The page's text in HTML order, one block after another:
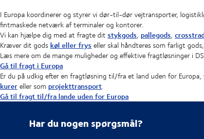
I Europa koordinerer og styrer vi dør-til-dør vejtransporter,
fintmaskede netværk af terminaler og kontorer.
Vi kan hjælpe dig med at fragte dit stykgods, pallegods,
Kræver dit gods køl eller frys eller skal håndteres som farligt
Læs mere om de mange muligheder og effektive fragtløsninger i
Gå til fragt i Europa
Er du på udkig efter en fragtløsning til/fra et land uden for
kurereller som projekttransport.
Gå til fragt til/fra lande uden for Europa
Har du nogen spørgsmål?